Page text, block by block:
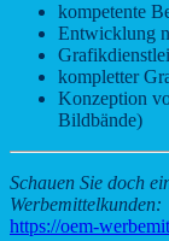
kompetente
Entwicklung
kompletter
Konzeption
Bildbände)
Schauen Sie doch
Werbemittelkunden:
https://oem-